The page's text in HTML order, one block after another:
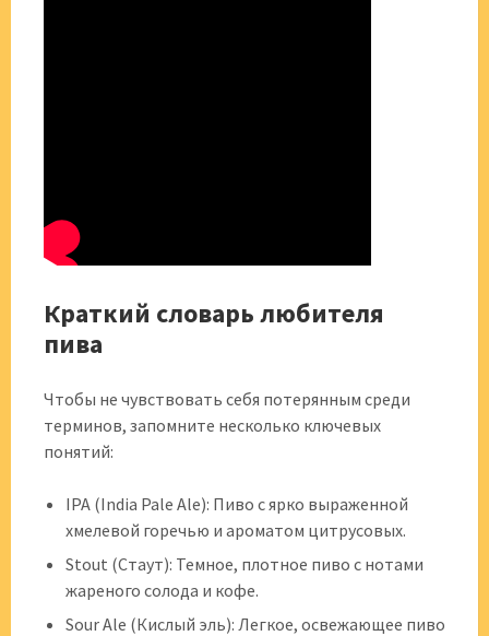
Краткий словарь любителя
пива
Чтобы не чувствовать себя потерянным среди
терминов, запомните несколько ключевых
понятий:
IPA (India Pale Ale): Пиво с ярко выраженной
хмелевой горечью и ароматом цитрусовых.
Stout (Стаут): Темное, плотное пиво с нотами
жареного солода и кофе.
Sour Ale (Кислый эль): Легкое, освежающее пиво